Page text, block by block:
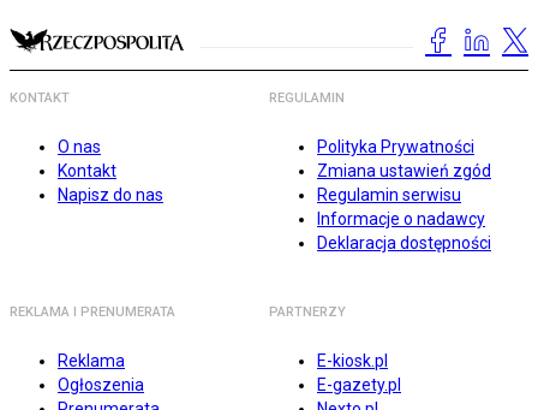
KONTAKT
O nas
Kontakt
Napisz do nas
REGULAMIN
Polityka Prywatności
Zmiana ustawień zgód
Regulamin serwisu
Informacje o nadawcy
Deklaracja dostępności
REKLAMA I PRENUMERATA
Reklama
Ogłoszenia
PARTNERZY
E-kiosk.pl
E-gazety.pl